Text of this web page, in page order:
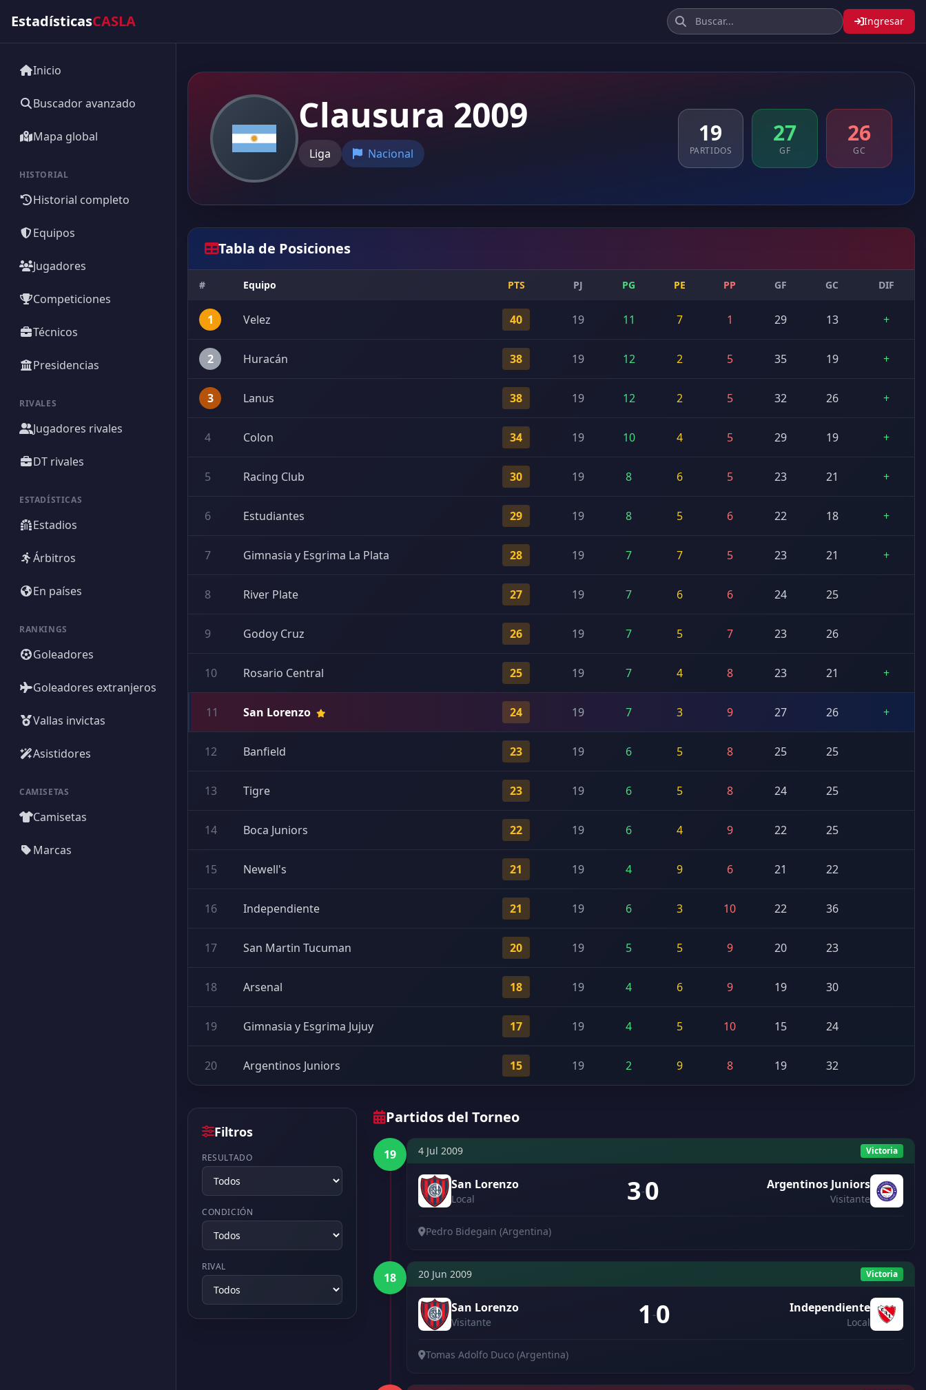
EstadísticasCASLA Ingresar
Inicio
Buscador avanzado
Mapa global
HISTORIAL
Historial completo
Equipos
Jugadores
Competiciones
Técnicos
Presidencias
RIVALES
Jugadores rivales
DT rivales
ESTADÍSTICAS
Estadios
Árbitros
En países
RANKINGS
Goleadores
Goleadores extranjeros
Vallas invictas
Asistidores
CAMISETAS
Camisetas
Marcas
Clausura 2009
Liga Nacional
19
PARTIDOS
27
GF
26
GC
Tabla de Posiciones
# Equipo PTS PJ PG PE PP GF GC DIF
1 Velez 40 19 11 7 1 29 13 +
2 Huracán 38 19 12 2 5 35 19 +
3 Lanus 38 19 12 2 5 32 26 +
4 Colon 34 19 10 4 5 29 19 +
5 Racing Club 30 19 8 6 5 23 21 +
6 Estudiantes 29 19 8 5 6 22 18 +
7 Gimnasia y Esgrima La Plata 28 19 7 7 5 23 21 +
8 River Plate 27 19 7 6 6 24 25
9 Godoy Cruz 26 19 7 5 7 23 26
10 Rosario Central 25 19 7 4 8 23 21 +
11 San Lorenzo 24 19 7 3 9 27 26 +
12 Banfield 23 19 6 5 8 25 25
13 Tigre 23 19 6 5 8 24 25
14 Boca Juniors 22 19 6 4 9 22 25
15 Newell's 21 19 4 9 6 21 22
16 Independiente 21 19 6 3 10 22 36
17 San Martin Tucuman 20 19 5 5 9 20 23
18 Arsenal 18 19 4 6 9 19 30
19 Gimnasia y Esgrima Jujuy 17 19 4 5 10 15 24
20 Argentinos Juniors 15 19 2 9 8 19 32
Filtros
RESULTADO
CONDICIÓN
RIVAL
Partidos del Torneo
19 4 Jul 2009 Victoria
San Lorenzo
Local 3-0 Argentinos Juniors
Visitante
Pedro Bidegain (Argentina)
18 20 Jun 2009 Victoria
San Lorenzo
Visitante 1 -0 Independiente
Local
Tomas Adolfo Duco (Argentina)